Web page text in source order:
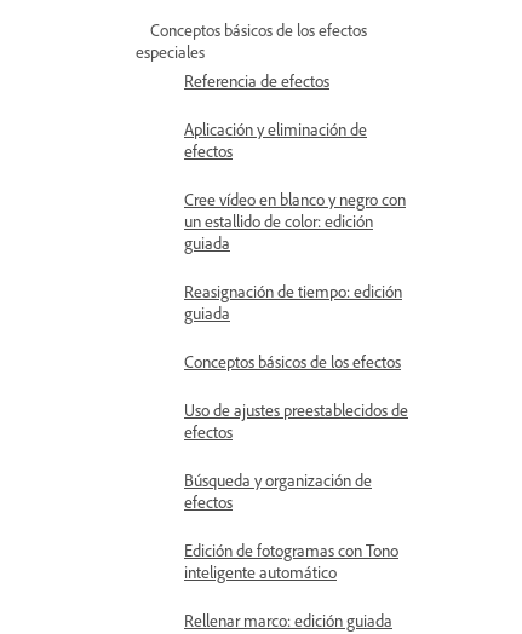
Conceptos básicos de los efectos
especiales
Referencia de efectos
Aplicación y eliminación de
efectos
Cree vídeo en blanco y negro con
un estallido de color: edición
guiada
Reasignación de tiempo: edición
guiada
Conceptos básicos de los efectos
Uso de ajustes preestablecidos de
efectos
Búsqueda y organización de
efectos
Edición de fotogramas con Tono
inteligente automático
Rellenar marco: edición guiada